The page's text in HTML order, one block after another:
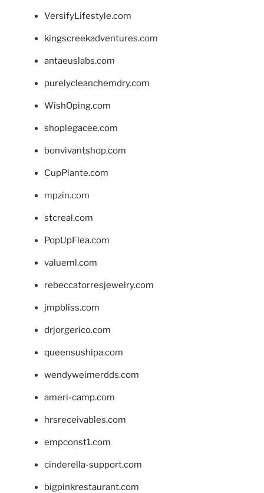
VersifyLifestyle.com
kingscreekadventures.com
antaeuslabs.com
purelycleanchemdry.com
WishOping.com
shoplegacee.com
bonvivantshop.com
CupPlante.com
mpzin.com
stcreal.com
PopUpFlea.com
valueml.com
rebeccatorresjewelry.com
jmpbliss.com
drjorgerico.com
queensushipa.com
wendyweimerdds.com
ameri-camp.com
hrsreceivables.com
empconst1.com
cinderella-support.com
bigpinkrestaurant.com